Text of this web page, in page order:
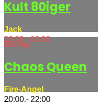
Kult 80iger
Jack
22:00 - 00:00
Montag
Chaos Queen
Fire-Angel
20:00 - 22:00